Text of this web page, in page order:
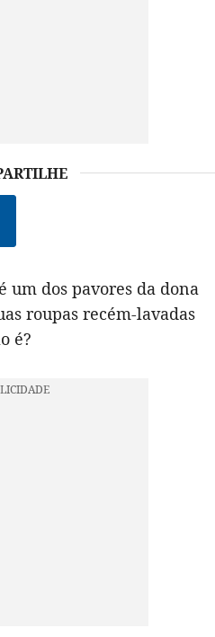
um dos pavores da dona
roupas recém-lavadas
é?